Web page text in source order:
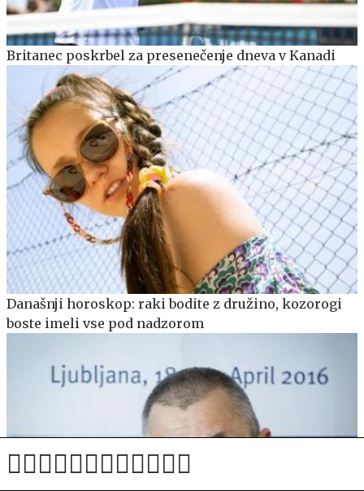
Britanec poskrbel za presenečenje dneva v Kanadi
Današnji horoskop: raki bodite z družino, kozorogi
boste imeli vse pod nadzorom